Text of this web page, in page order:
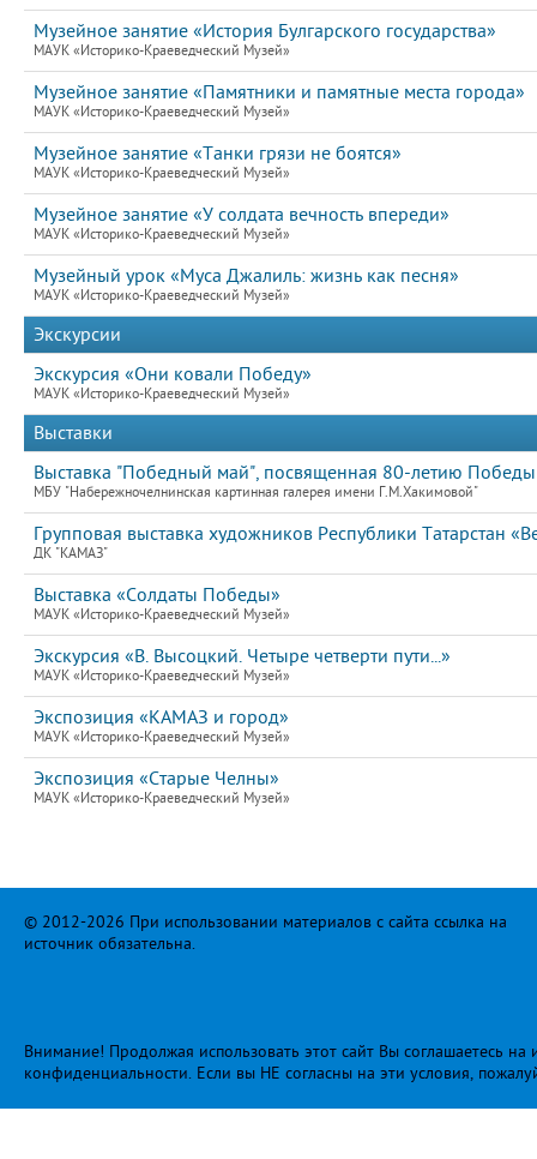
Музейное занятие «История Булгарского государства»
МАУК «Историко-Краеведческий Музей»
Музейное занятие «Памятники и памятные места города»
МАУК «Историко-Краеведческий Музей»
Музейное занятие «Танки грязи не боятся»
МАУК «Историко-Краеведческий Музей»
Музейное занятие «У солдата вечность впереди»
МАУК «Историко-Краеведческий Музей»
Музейный урок «Муса Джалиль: жизнь как песня»
МАУК «Историко-Краеведческий Музей»
Экскурсии
Экскурсия «Они ковали Победу»
МАУК «Историко-Краеведческий Музей»
Выставки
Выставка "Победный май", посвященная 80-летию Победы
МБУ "Набережночелнинская картинная галерея имени Г.М.Хакимовой"
Групповая выставка художников Республики Татарстан
ДК "КАМАЗ"
Выставка «Солдаты Победы»
МАУК «Историко-Краеведческий Музей»
Экскурсия «В. Высоцкий. Четыре четверти пути...»
МАУК «Историко-Краеведческий Музей»
Экспозиция «КАМАЗ и город»
МАУК «Историко-Краеведческий Музей»
Экспозиция «Старые Челны»
МАУК «Историко-Краеведческий Музей»
© 2012-2026 При использовании материалов с сайта ссылка на
источник обязательна.
Внимание! Продолжая использовать этот сайт Вы соглашаетесь
конфиденциальности. Если вы НЕ согласны на эти условия,